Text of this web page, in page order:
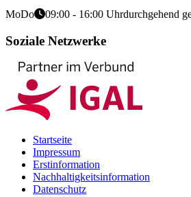
MoDo 09:00 - 16:00 Uhrdurchgehend
Soziale Netzwerke
Startseite
Impressum
Erstinformation
Nachhaltigkeitsinformation
Datenschutz